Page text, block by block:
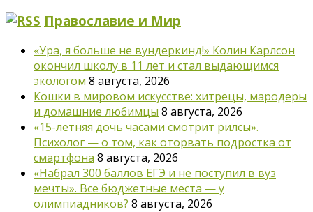
Православие и Мир
«Ура, я больше не вундеркинд!» Колин Карлсон
окончил школу в 11 лет и стал выдающимся
экологом 8 августа, 2026
Кошки в мировом искусстве: хитрецы, мародеры
и домашние любимцы 8 августа, 2026
«15-летняя дочь часами смотрит рилсы».
Психолог — о том, как оторвать подростка от
смартфона 8 августа, 2026
«Набрал 300 баллов ЕГЭ и не поступил в вуз
мечты». Все бюджетные места — у
олимпиадников? 8 августа, 2026